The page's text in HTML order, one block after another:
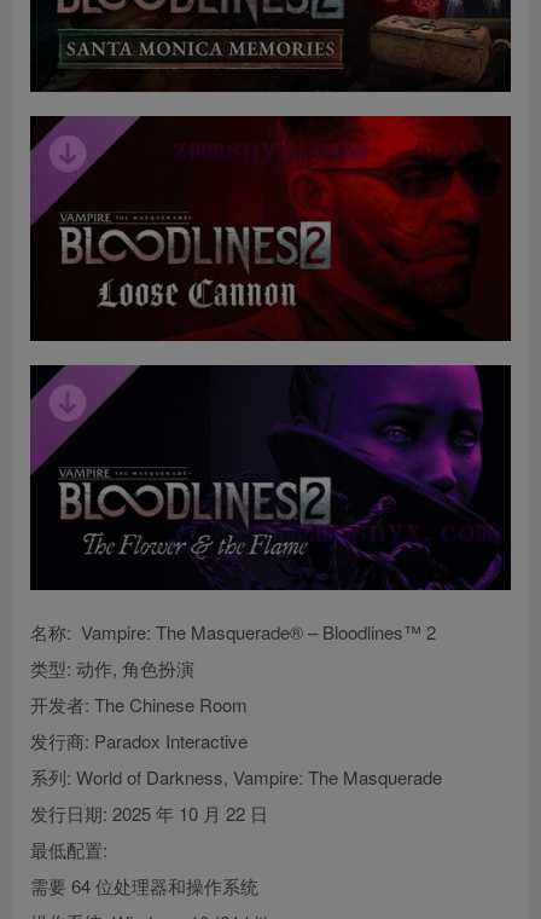
名称: Vampire: The Masquerade® – Bloodlines™ 2
类型: 动作, 角色扮演
开发者: The Chinese Room
发行商: Paradox Interactive
系列: World of Darkness, Vampire: The Masquerade
发行日期: 2025 年 10 月 22 日
最低配置:
需要 64 位处理器和操作系统